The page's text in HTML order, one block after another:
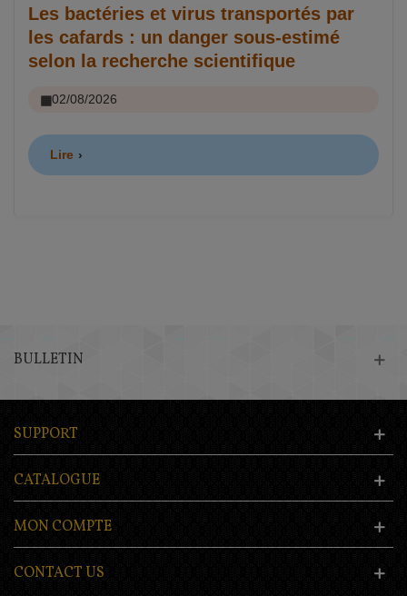
Les bactéries et virus transportés par
les cafards : un danger sous-estimé
selon la recherche scientifique
02/08/2026
Lire
BULLETIN
SUPPORT
CATALOGUE
MON COMPTE
CONTACT US